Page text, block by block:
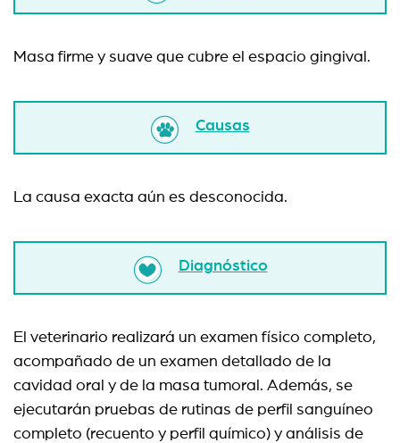
Masa firme y suave que cubre el espacio gingival.
Causas
La causa exacta aún es desconocida.
Diagnóstico
El veterinario realizará un examen físico completo,
acompañado de un examen detallado de la
cavidad oral y de la masa tumoral. Además, se
ejecutarán pruebas de rutinas de perfil sanguíneo
completo (recuento y perfil químico) y análisis de